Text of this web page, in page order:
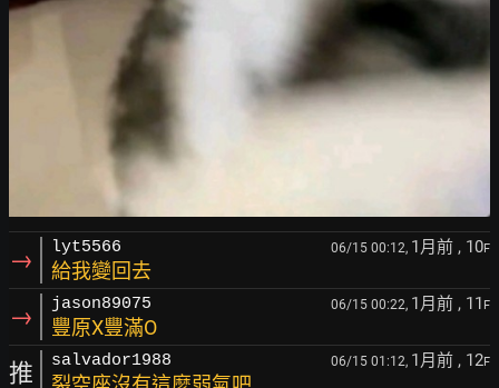
→ lyt5566 06/15 00:12, 1月前 , 10F
給我變回去
→ jason89075 06/15 00:22, 1月前 , 11 F
豐原X豐滿O
推 salvador1988 06/15 01:12, 1月前 , 12F